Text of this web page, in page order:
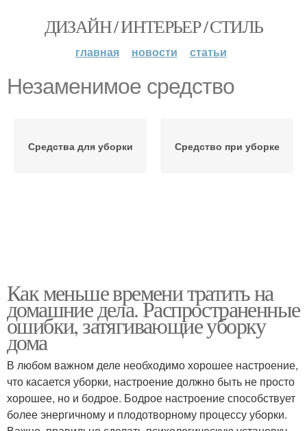
ДИЗАЙН / ИНТЕРЬЕР / СТИЛЬ
главная новости статьи
Незаменимое средство
Средства для уборки Средство при уборке
Как меньше времени тратить на
домашние дела. Распространенные
ошибки, затягивающие уборку
дома
В любом важном деле необходимо хорошее настроение,
что касается уборки, настроение должно быть не просто
хорошее, но и бодрое. Бодрое настроение способствует
более энергичному и плодотворному процессу уборки.